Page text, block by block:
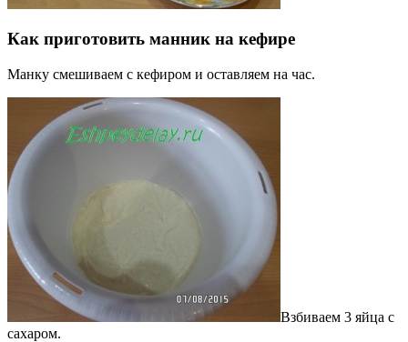
Как приготовить манник на кефире
Манку смешиваем с кефиром и оставляем на час.
Взбиваем 3 яйца с
сахаром.